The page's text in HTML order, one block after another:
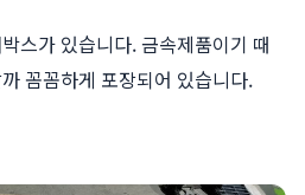
스가 있습니다. 금속제품이기 때
꼼꼼하게 포장되어 있습니다.